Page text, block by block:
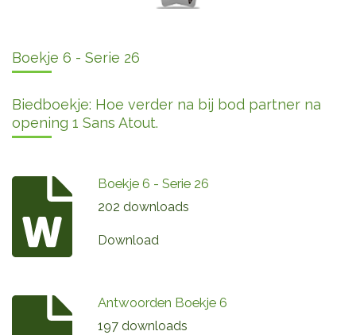
Boekje 6 - Serie 26
Biedboekje: Hoe verder na bij bod partner na
opening 1 Sans Atout.
Boekje 6 - Serie 26
202 downloads
Download
Antwoorden Boekje 6
197 downloads